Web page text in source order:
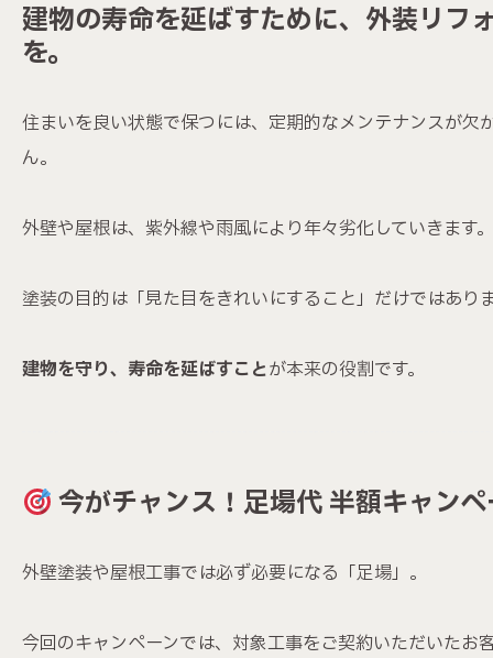
建物の寿命を延ばすために、外装リフ
を。
住まいを良い状態で保つには、定期的なメンテナンスが欠
ん。
外壁や屋根は、紫外線や雨風により年々劣化していきます。
塗装の目的は「見た目をきれいにすること」だけではあり
建物を守り、寿命を延ばすことが本来の役割です。
今がチャンス！足場代 半額キャン
外壁塗装や屋根工事では必ず必要になる「足場」。
今回のキャンペーンでは、対象工事をご契約いただいたお